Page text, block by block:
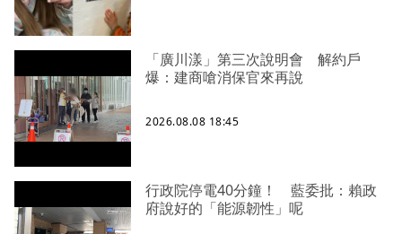
「廣川漾」第三次說明會 解約戶
爆：建商嗆消保官來再說
2026.08.08 18:45
行政院停電40分鐘！ 藍委批：賴政
府說好的「能源韌性」呢